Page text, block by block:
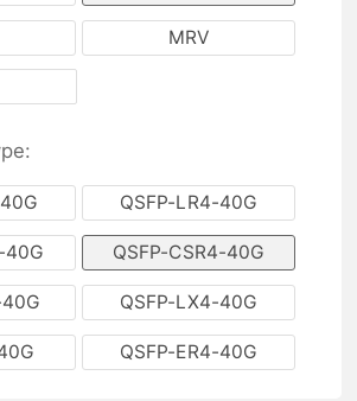
MRV
QSFP-LR4-40G
40G QSFP-CSR4-40G
QSFP-LX4-40G
QSFP-ER4-40G